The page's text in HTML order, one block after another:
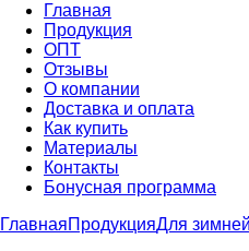
Главная
Продукция
ОПТ
Отзывы
О компании
Доставка и оплата
Как купить
Материалы
Контакты
Бонусная программа
ГлавнаяПродукцияДля